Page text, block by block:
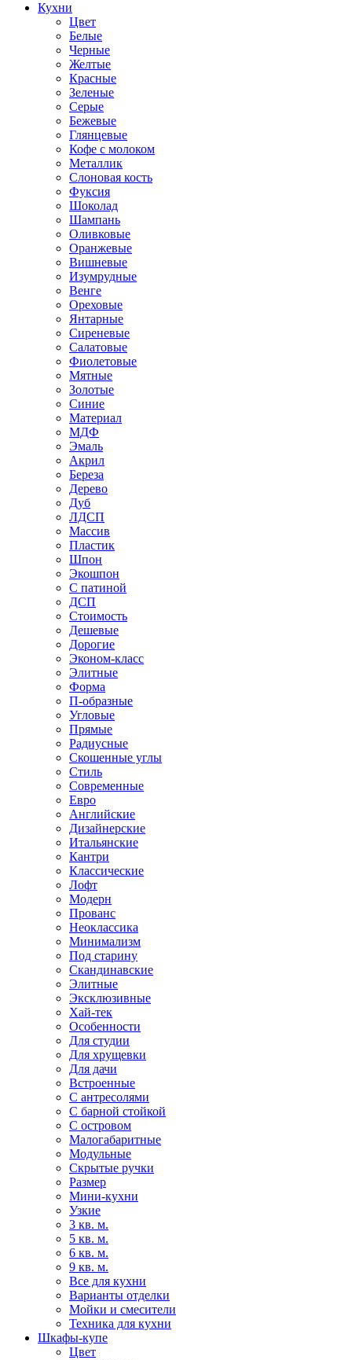
Кухни
Цвет
Белые
Черные
Желтые
Красные
Зеленые
Серые
Бежевые
Глянцевые
Кофе с молоком
Металлик
Слоновая кость
Фуксия
Шоколад
Шампань
Оливковые
Оранжевые
Вишневые
Изумрудные
Венге
Ореховые
Янтарные
Сиреневые
Салатовые
Фиолетовые
Мятные
Золотые
Синие
Материал
МДФ
Эмаль
Акрил
Береза
Дерево
Дуб
ЛДСП
Массив
Пластик
Шпон
Экошпон
С патиной
ДСП
Стоимость
Дешевые
Дорогие
Эконом-класс
Элитные
Форма
П-образные
Угловые
Прямые
Радиусные
Скошенные углы
Стиль
Современные
Евро
Английские
Дизайнерские
Итальянские
Кантри
Классические
Лофт
Модерн
Прованс
Неоклассика
Минимализм
Под старину
Скандинавские
Элитные
Эксклюзивные
Хай-тек
Особенности
Для студии
Для хрущевки
Для дачи
Встроенные
С антресолями
С барной стойкой
С островом
Малогабаритные
Модульные
Скрытые ручки
Размер
Мини-кухни
Узкие
3 кв. м.
5 кв. м.
6 кв. м.
9 кв. м.
Все для кухни
Варианты отделки
Мойки и смесители
Техника для кухни
Шкафы-купе
Цвет